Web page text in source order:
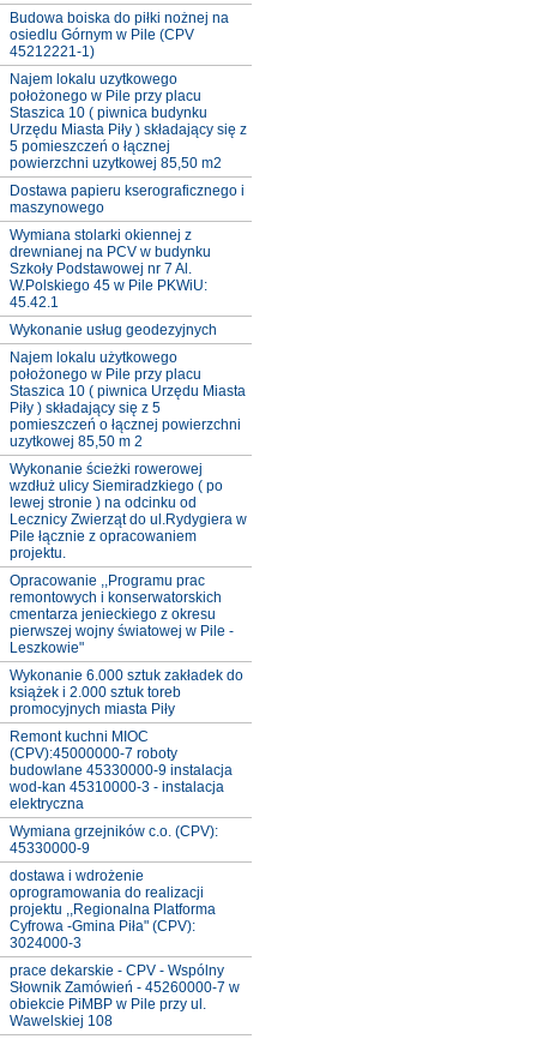
Budowa boiska do piłki nożnej na
osiedlu Górnym w Pile (CPV
45212221-1)
Najem lokalu uzytkowego
położonego w Pile przy placu
Staszica 10 ( piwnica budynku
Urzędu Miasta Piły ) składający się z
5 pomieszczeń o łącznej
powierzchni uzytkowej 85,50 m2
Dostawa papieru kserograficznego i
maszynowego
Wymiana stolarki okiennej z
drewnianej na PCV w budynku
Szkoły Podstawowej nr 7 Al.
W.Polskiego 45 w Pile PKWiU:
45.42.1
Wykonanie usług geodezyjnych
Najem lokalu użytkowego
położonego w Pile przy placu
Staszica 10 ( piwnica Urzędu Miasta
Piły ) składający się z 5
pomieszczeń o łącznej powierzchni
uzytkowej 85,50 m 2
Wykonanie ścieżki rowerowej
wzdłuż ulicy Siemiradzkiego ( po
lewej stronie ) na odcinku od
Lecznicy Zwierząt do ul.Rydygiera w
Pile łącznie z opracowaniem
projektu.
Opracowanie ,,Programu prac
remontowych i konserwatorskich
cmentarza jenieckiego z okresu
pierwszej wojny światowej w Pile -
Leszkowie"
Wykonanie 6.000 sztuk zakładek do
książek i 2.000 sztuk toreb
promocyjnych miasta Piły
Remont kuchni MIOC
(CPV):45000000-7 roboty
budowlane 45330000-9 instalacja
wod-kan 45310000-3 - instalacja
elektryczna
Wymiana grzejników c.o. (CPV):
45330000-9
dostawa i wdrożenie
oprogramowania do realizacji
projektu ,,Regionalna Platforma
Cyfrowa -Gmina Piła" (CPV):
3024000-3
prace dekarskie - CPV - Wspólny
Słownik Zamówień - 45260000-7 w
obiekcie PiMBP w Pile przy ul.
Wawelskiej 108